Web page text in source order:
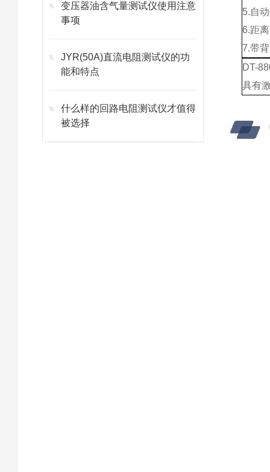
变压器油含气量测试仪使用注意
事项
JYR(50A)直流电阻测试仪的功
能和特点
什么样的回路电阻测试仪才值得
被选择
5.自
6.距
7.带
DT-
具有